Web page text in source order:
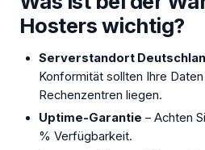
Hosters wichtig?
Serverstandort
Konformität sollten Ihre
Rechenzentren liegen.
Uptime-Garantie – Achten
% Verfügbarkeit.